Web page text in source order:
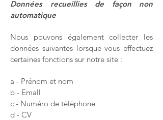
Données recueillies de façon non
automatique
Nous pouvons également collecter les
données suivantes lorsque vous effectuez
certaines fonctions sur notre site :
a - Prénom et nom
b - Emall
c - Numéro de téléphone
d - CV